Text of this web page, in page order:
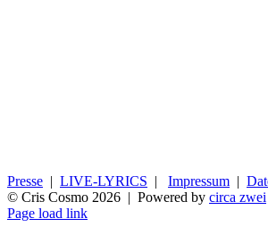
Presse LIVE-LYRICS Impressum
© Cris Cosmo 2026 | Powered by circa zwei
Page load link